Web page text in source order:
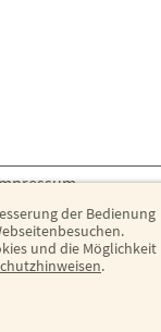
der Bedienung
und die Möglichkeit
.